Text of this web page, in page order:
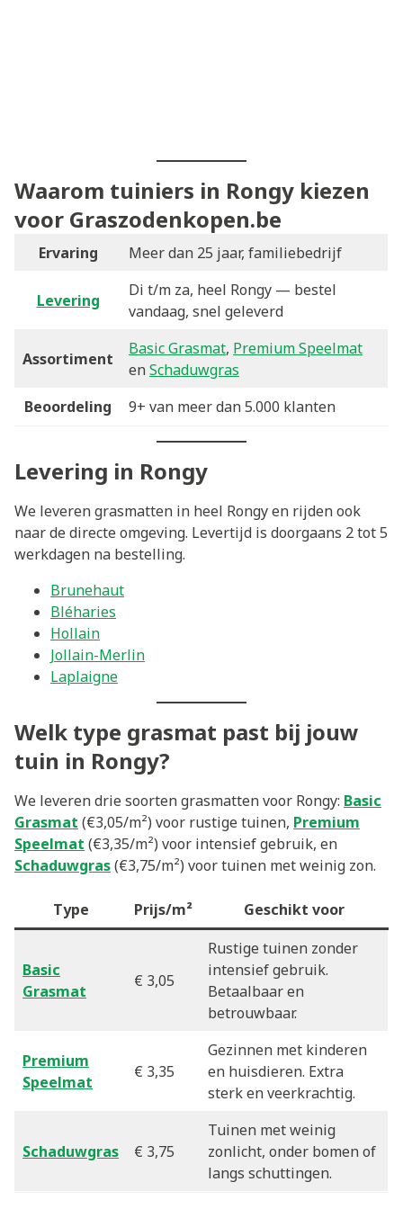
Waarom tuiniers in Rongy kiezen
voor Graszodenkopen.be
Ervaring Meer dan 25 jaar, familiebedrijf
Levering
Di t/m za, heel Rongy — bestel
vandaag, snel geleverd
Assortiment
Basic Grasmat, Premium Speelmat
en Schaduwgras
Beoordeling
9+ van meer dan 5.000 klanten
Levering in Rongy
We leveren grasmatten in heel Rongy en rijden ook
naar de directe omgeving. Levertijd is doorgaans 2 tot 5
werkdagen na bestelling.
Brunehaut
Bléharies
Hollain
Jollain-Merlin
Laplaigne
Welk type grasmat past bij jouw
tuin in Rongy?
We leveren drie soorten grasmatten voor Rongy: Basic
Grasmat (€3,05/m²) voor rustige tuinen, Premium
Speelmat (€3,35/m²) voor intensief gebruik, en
Schaduwgras(€3,75/m²) voor tuinen met weinig zon.
Type Prijs/m² Geschikt voor
Basic
Grasmat
€ 3,05
Rustige tuinen zonder
intensief gebruik.
Betaalbaar en
betrouwbaar.
Premium
Speelmat
€ 3,35
Gezinnen met kinderen
en huisdieren. Extra
sterk en veerkrachtig.
Schaduwgras € 3,75
Tuinen met weinig
zonlicht, onder bomen of
langs schuttingen.